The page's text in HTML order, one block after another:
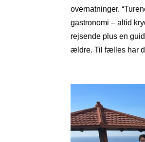
overnatninger.
gastronomi – altid
rejsende plus en
ældre. Til fælles har